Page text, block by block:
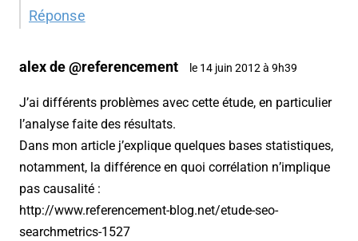
Réponse
alex de @referencement le 14 juin 2012 à 9h39
J’ai différents problèmes avec cette étude, en particulier
l’analyse faite des résultats.
Dans mon article j’explique quelques bases statistiques,
notamment, la différence en quoi corrélation n’implique
pas causalité :
http://www.referencement-blog.net/etude-seo-
searchmetrics-1527